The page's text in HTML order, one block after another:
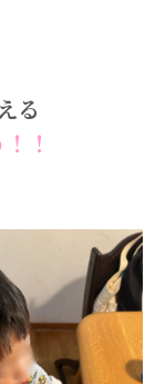
る
！